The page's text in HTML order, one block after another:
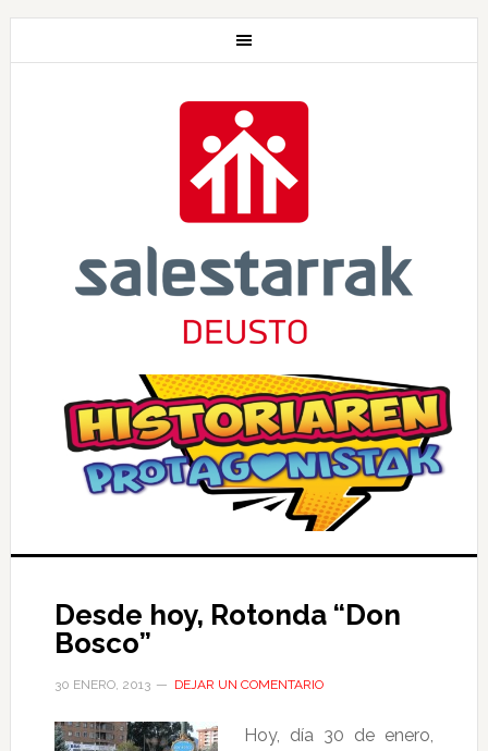
Desde hoy, Rotonda “Don
Bosco”
30 ENERO, 2013 DEJAR UN COMENTARIO
Hoy, día 30 de enero,